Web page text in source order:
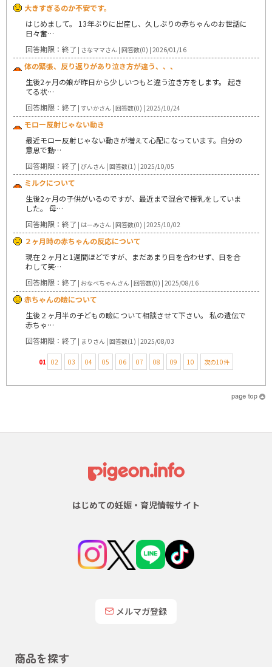
大きすぎるのか不安です。
はじめまして。 13年ぶりに出産し、久しぶりの赤ちゃんのお世話に
日々奮…
回答期限：終了 | さなママさん | 回答数(0) | 2026/01/16
体の緊張、反り返りがあり泣き方が違う、、、
生後2ヶ月の娘が昨日から少しいつもと違う泣き方をします。 起き
てる状…
回答期限：終了 | すいかさん | 回答数(0) | 2025/10/24
モロー反射じゃない動き
最近モロー反射じゃない動きが増えて心配になっています。自分の
意思で動…
回答期限：終了 | ぴんさん | 回答数(1) | 2025/10/05
ミルクについて
生後2ヶ月の子供がいるのですが、最近まで混合で授乳をしていま
した。 母…
回答期限：終了 | はーみさん | 回答数(0) | 2025/10/02
２ヶ月時の赤ちゃんの反応について
現在２ヶ月と1週間ほどですが、まだあまり目を合わせず、目を合
わして笑…
回答期限：終了 | おなべちゃんさん | 回答数(0) | 2025/08/16
赤ちゃんの瞼について
生後２ヶ月半の子どもの瞼について相談させて下さい。 私の遺伝で
赤ちゃ…
回答期限：終了 | まりさん | 回答数(1) | 2025/08/03
01 02 03 04 05 06 07 08 09 10 次の10件
はじめての妊娠・育児情報サイト
メルマガ登録
商品を探す